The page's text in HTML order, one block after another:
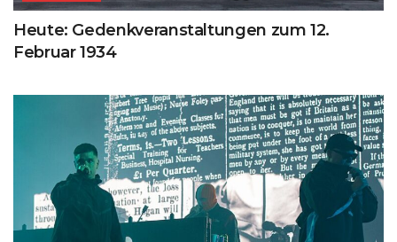
Heute: Gedenkveranstaltungen zum 12.
Februar 1934